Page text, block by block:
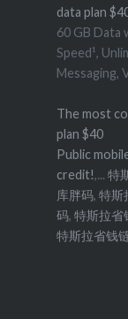
data plan
60 GB Data
Speed¹,
Messaging,
The most
plan $40
Public
credit!,... 特
库胖码, 特斯
码, 特斯拉省
特斯拉省钱